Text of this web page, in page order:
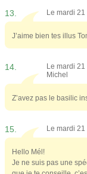
13. Le mardi
J’aime bien tes illus
14. Le mardi
Michel
Z’avez pas le basilic
15. Le mardi
Hello Mél!
Je ne suis pas une